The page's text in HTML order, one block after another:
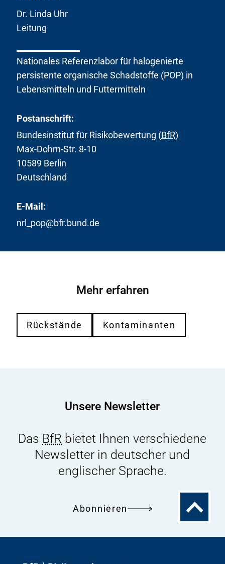
Dr. Linda Uhr
Leitung
Nationales Referenzlabor für halogenierte
persistente organische Schadstoffe (POP) in
Lebensmitteln und Futtermitteln
Postanschrift:
Bundesinstitut für Risikobewertung (BfR)
Max-Dohrn-Str. 8-10
10589 Berlin
Deutschland
E-Mail:
nrl_pop@bfr.bund.de
Mehr erfahren
Rückstände Kontaminanten
Unsere Newsletter
Das BfR bietet Ihnen verschiedene
Newsletter in deutscher und
englischer Sprache.
Abonnieren
Zum